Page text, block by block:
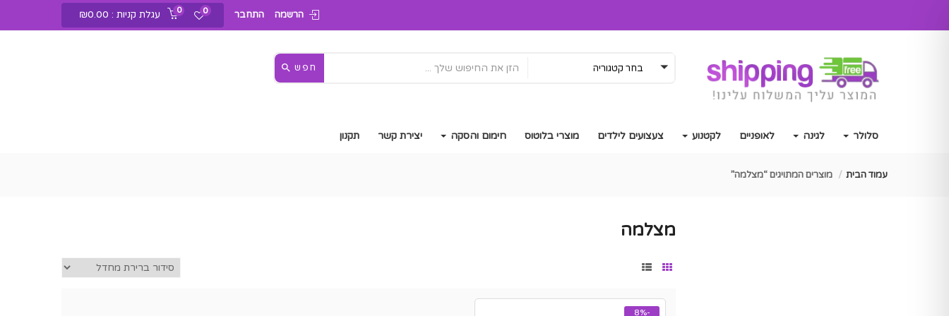
עגלת קניות : ₪0.00 0 0 הרשמה התחבר
בחר קטגוריה חפש
סלולר לגינה לאופניים לקטנוע צעצועים לילדים מוצרי בלוטוס חימום והסקה יצירת קשר תקנון
עמוד הבית מוצרים המתויגים “מצלמה”
מצלמה
-8%